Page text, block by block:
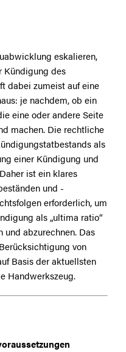
eskalieren,
Kündigung des
dabei zumeist auf eine
je nachdem, ob ein
eine oder andere Seite
machen. Die rechtliche
als
einer Kündigung und
ist ein klares
und -
erforderlich, um
als „ultima ratio“
abzurechnen. Das
von
Basis der aktuellsten
Handwerkszeug.